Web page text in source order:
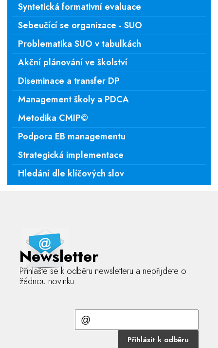
Syntetická formativní evaluace
Sebeučící se organizace - SUO
Problematika SUO v tabulkách
Akční plánování ve školství
Diseminace a transfer DP
Management školy a PDCA
Metodika CMIP©
Podpora EB managementu
Strategická implementace
Hledání dle klíčových slov
Newsletter
Přihlašte se k odběru newsletteru a nepřijdete o
žádnou novinku.
Přihlásit k odběru